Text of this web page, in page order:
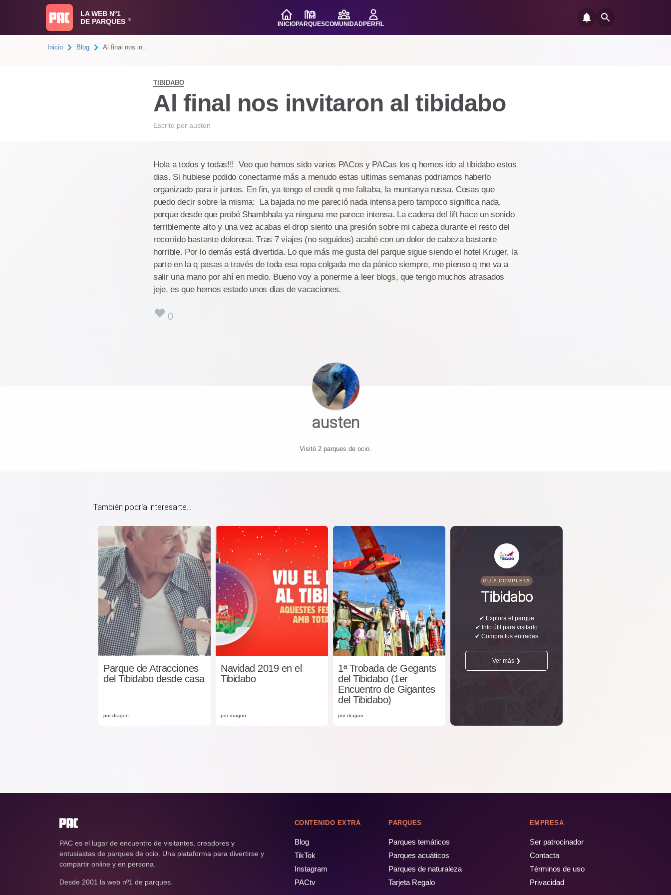
LA WEB Nº1
DE PARQUES
®
INICIOPARQUESCOMUNIDADPERFIL
Inicio Blog Al final nos in...
TIBIDABO
Al final nos invitaron al tibidabo
Escrito por austen
Hola a todos y todas!!! Veo que hemos sido varios PACos y PACas los q hemos ido al tibidabo estos
dias. Si hubiese podido conectarme más a menudo estas ultimas semanas podriamos haberlo
organizado para ir juntos. En fin, ya tengo el credit q me faltaba, la muntanya russa. Cosas que
puedo decir sobre la misma: La bajada no me pareció nada intensa pero tampoco significa nada,
porque desde que probé Shambhala ya ninguna me parece intensa. La cadena del lift hace un sonido
terriblemente alto y una vez acabas el drop siento una presión sobre mi cabeza durante el resto del
recorrido bastante dolorosa. Tras 7 viajes (no seguidos) acabé con un dolor de cabeza bastante
horrible. Por lo demás está divertida. Lo que más me gusta del parque sigue siendo el hotel Kruger, la
parte en la q pasas a través de toda esa ropa colgada me da pánico siempre, me pìenso q me va a
salir una mano por ahí en medio. Bueno voy a ponerme a leer blogs, que tengo muchos atrasados
jeje, es que hemos estado unos dias de vacaciones.
0
austen
Visitó 2 parques de ocio.
También podría interesarte...
Parque de Atracciones
del Tibidabo desde casa
por dragon
Navidad 2019 en el
Tibidabo
por dragon
1ª Trobada de Gegants
del Tibidabo (1er
Encuentro de Gigantes
del Tibidabo)
por dragon
GUÍA COMPLETA
Tibidabo
✔ Explora el parque
✔ Info útil para visitarlo
✔ Compra tus entradas
Ver más ❯
PAC es el lugar de encuentro de visitantes, creadores y
entusiastas de parques de ocio. Una plataforma para divertirse y
compartir online y en persona.
Desde 2001 la web nº1 de parques.
CONTENIDO EXTRA
Blog
TikTok
Instagram
PACtv
PARQUES
Parques temáticos
Parques acuáticos
Parques de naturaleza
Tarjeta Regalo
EMPRESA
Ser patrocinador
Contacta
Términos de uso
Privacidad